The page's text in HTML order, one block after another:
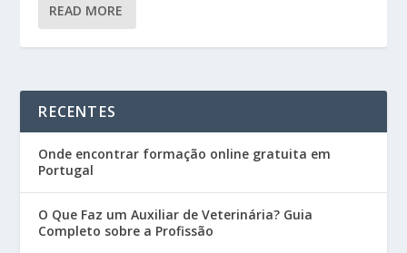
READ MORE
RECENTES
Onde encontrar formação online gratuita em
Portugal
O Que Faz um Auxiliar de Veterinária? Guia
Completo sobre a Profissão